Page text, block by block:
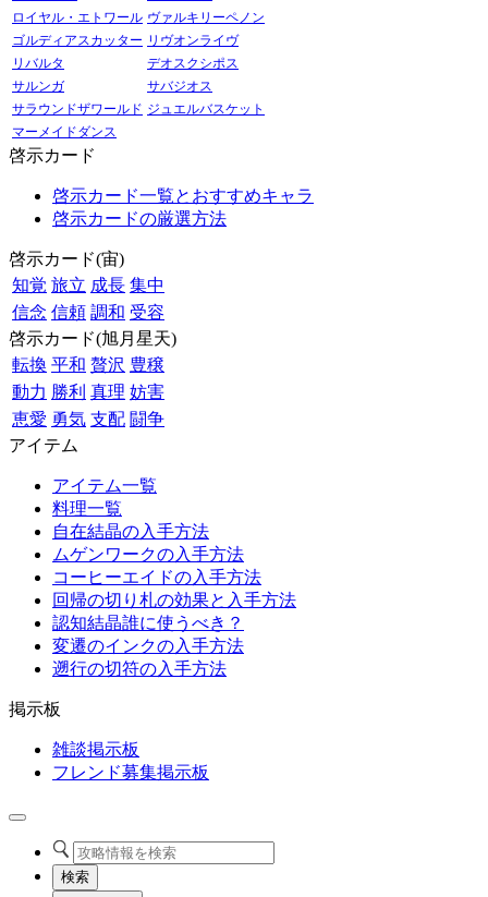
ロイヤル・エトワール ヴァルキリーペノン
ゴルディアスカッター リヴオンライヴ
リバルタ
デオスクシポス
サルンガ
サバジオス
サラウンドザワールド ジュエルバスケット
マーメイドダンス
啓示カード
啓示カード一覧とおすすめキャラ
啓示カードの厳選方法
啓示カード(宙)
知覚 旅立 成長 集中
信念 信頼 調和 受容
啓示カード(旭月星天)
転換 平和 贅沢 豊穣
動力 勝利 真理 妨害
恵愛 勇気 支配 闘争
アイテム
アイテム一覧
料理一覧
自在結晶の入手方法
ムゲンワークの入手方法
コーヒーエイドの入手方法
回帰の切り札の効果と入手方法
認知結晶誰に使うべき？
変遷のインクの入手方法
遡行の切符の入手方法
掲示板
雑談掲示板
フレンド募集掲示板
検索